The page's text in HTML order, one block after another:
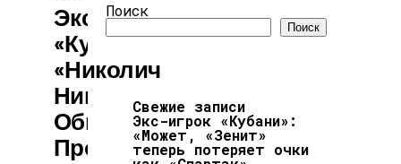
Экс-Игрок
«Кубани»:
«Николич
Никого Не
Обманул, Всё
Прошло
Поиск
Поиск
Свежие записи
Экс-игрок «Кубани»:
«Может, «Зенит»
теперь потеряет очки